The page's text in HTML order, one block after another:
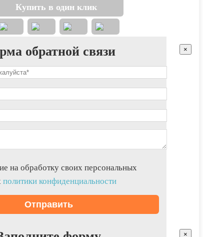
Купить в один клик
×
обратной связи
на обработку своих персональных
политики конфиденциальности
×